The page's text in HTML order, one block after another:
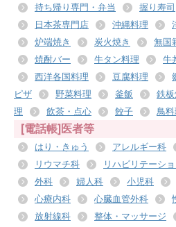
持ち帰り専門・弁当
握り寿司
日本茶専門店
沖縄料理
炉端焼き
炭火焼き 無国
焼酎バー
牛タン料理 牛
西洋各国料理
豆腐料理
ピザ
野菜料理 釜飯 鉄板
理
飲茶・点心 餃子 鳥
[電話帳]医者等
はり・きゅう アレルギー科
リウマチ科
リハビリテーシ
外科
婦人科 小児科
心療内科
心臓血管外科
放射線科
整体・マッサージ